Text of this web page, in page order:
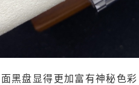
黑盘显得更加富有神秘色